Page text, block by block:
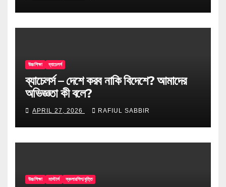
উচ্চশিক্ষা ব্যাচেলর্স
ব্যাচেলর্স – দেশে করব নাকি বিদেশে? আমাদের
অভিজ্ঞতা কী বলে?
APRIL 27, 2026 RAFIUL SABBIR
উচ্চশিক্ষা মাস্টার্স স্কলারশিপ/বৃত্তি